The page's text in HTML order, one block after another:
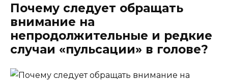
Почему следует обращать
внимание на
непродолжительные и редкие
случаи «пульсации» в голове?